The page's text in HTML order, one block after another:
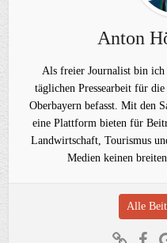
Anton
Als freier Journalist bin ich
täglichen Pressearbeit für
Oberbayern befasst. Mit den
eine Plattform bieten für
Landwirtschaft, Tourismus
Medien keinen
Alle